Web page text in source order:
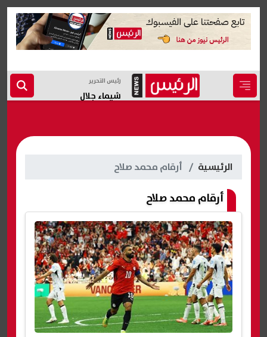
رئيس التحرير
شيماء جلال
الرئيسية أرقام محمد صلاح
أرقام محمد صلاح